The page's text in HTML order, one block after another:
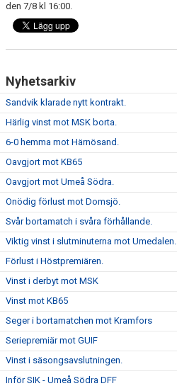
den 7/8 kl 16:00.
Nyhetsarkiv
Sandvik klarade nytt kontrakt.
Härlig vinst mot MSK borta.
6-0 hemma mot Härnösand.
Oavgjort mot KB65
Oavgjort mot Umeå Södra.
Onödig förlust mot Domsjö.
Svår bortamatch i svåra förhållande.
Viktig vinst i slutminuterna mot Umedalen.
Förlust i Höstpremiären.
Vinst i derbyt mot MSK
Vinst mot KB65
Seger i bortamatchen mot Kramfors
Seriepremiär mot GUIF
Vinst i säsongsavslutningen.
Inför SIK - Umeå Södra DFF